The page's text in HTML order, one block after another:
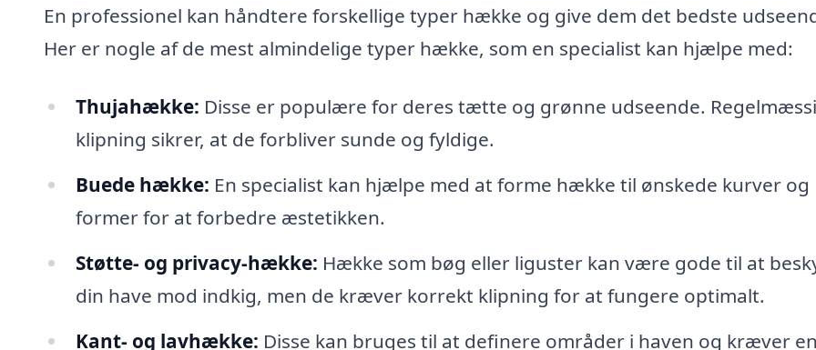
En professionel kan håndtere forskellige typer hække og give dem det bedste
Her er nogle af de mest almindelige typer hække, som en specialist kan hjælpe med:
Thujahække: Disse er populære for deres tætte og grønne udseende.
klipning sikrer, at de forbliver sunde og fyldige.
Buede hække: En specialist kan hjælpe med at forme hække til ønskede kurver og
former for at forbedre æstetikken.
Støtte- og privacy-hække: Hække som bøg eller liguster kan være gode til at
din have mod indkig, men de kræver korrekt klipning for at fungere optimalt.
Kant- og lavhække: Disse kan bruges til at definere områder i haven og kræver en